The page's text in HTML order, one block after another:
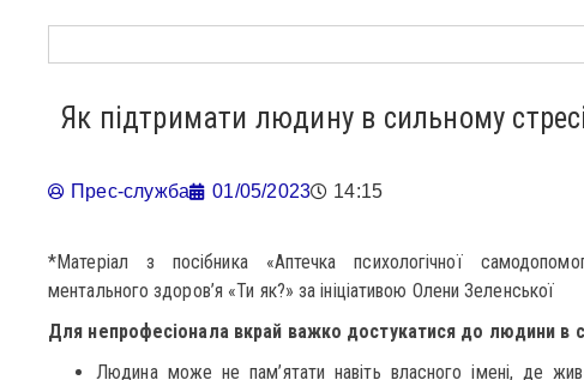
Як підтримати людину в сильному
Прес-служба 01/05/2023 14:15
*Матеріал з посібника «Аптечка психологічної
ментального здоров’я «Ти як?» за ініціативою Олени Зеленської
Для непрофесіонала вкрай важко достукатися до людини в
Людина може не пам’ятати навіть власного імені, де